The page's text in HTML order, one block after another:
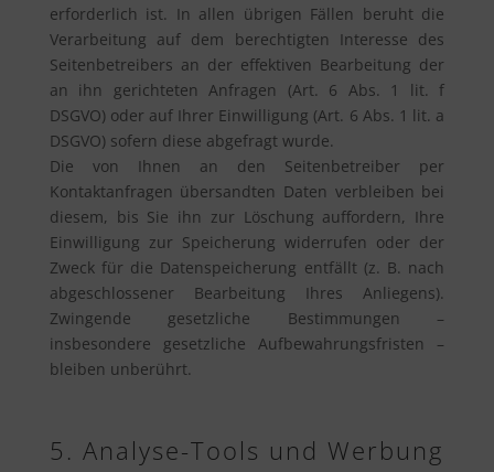
erforderlich ist. In allen übrigen Fällen beruht die
Verarbeitung auf dem berechtigten Interesse des
Seitenbetreibers an der effektiven Bearbeitung der
an ihn gerichteten Anfragen (Art. 6 Abs. 1 lit. f
DSGVO) oder auf Ihrer Einwilligung (Art. 6 Abs. 1 lit. a
DSGVO) sofern diese abgefragt wurde.
Die von Ihnen an den Seitenbetreiber per
Kontaktanfragen übersandten Daten verbleiben bei
diesem, bis Sie ihn zur Löschung auffordern, Ihre
Einwilligung zur Speicherung widerrufen oder der
Zweck für die Datenspeicherung entfällt (z. B. nach
abgeschlossener Bearbeitung Ihres Anliegens).
Zwingende gesetzliche Bestimmungen –
insbesondere gesetzliche Aufbewahrungsfristen –
bleiben unberührt.
5. Analyse-Tools und Werbung